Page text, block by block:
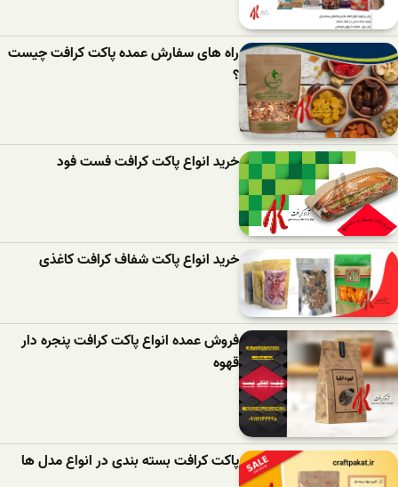
راه های سفارش عمده پاکت کرافت چیست
؟
خرید انواع پاکت کرافت فست فود
خرید انواع پاکت شفاف کرافت کاغذی
فروش عمده انواع پاکت کرافت پنجره دار
قهوه
پاکت کرافت بسته بندی در انواع مدل ها